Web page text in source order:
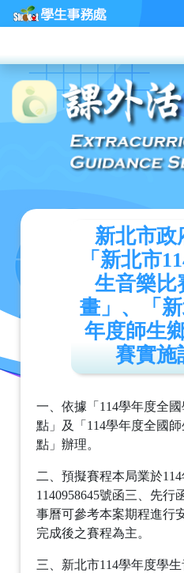
新北市政
「新北市
生音樂比
畫」、「
年度師生
賽實施
一、依據「114學年度全
點」及「114學年度全國
點」辦理。
二、預擬賽程本局業於
1140958645號函三、先
事曆可參考本案期程進行
完成後之賽程為主。
三、新北市114學年度學